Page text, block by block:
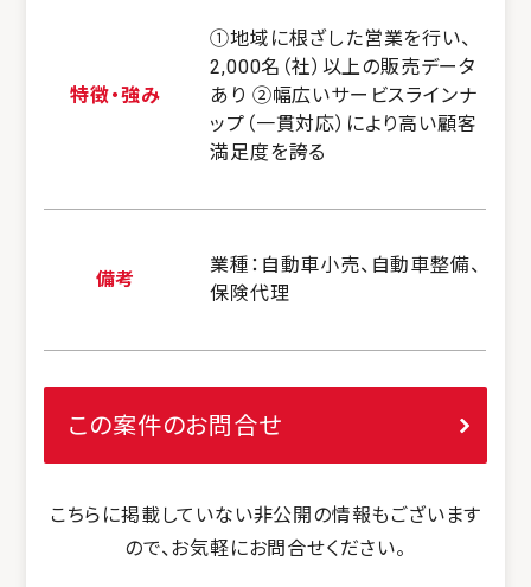
特徴・強み
①地域に根ざした営業を行い、
2,000名（社）以上の販売データ
あり ②幅広いサービスラインナ
ップ（一貫対応）により高い顧客
満足度を誇る
備考
業種：自動車小売、自動車整備、
保険代理
この案件のお問合せ
こちらに掲載していない非公開の情報もございます
ので、お気軽にお問合せください。